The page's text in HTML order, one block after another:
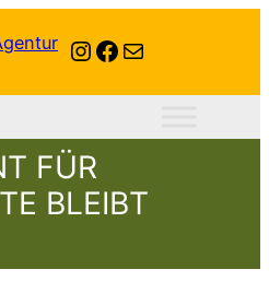
Instagram
Facebook
E-Mail
FÜR
BLEIBT